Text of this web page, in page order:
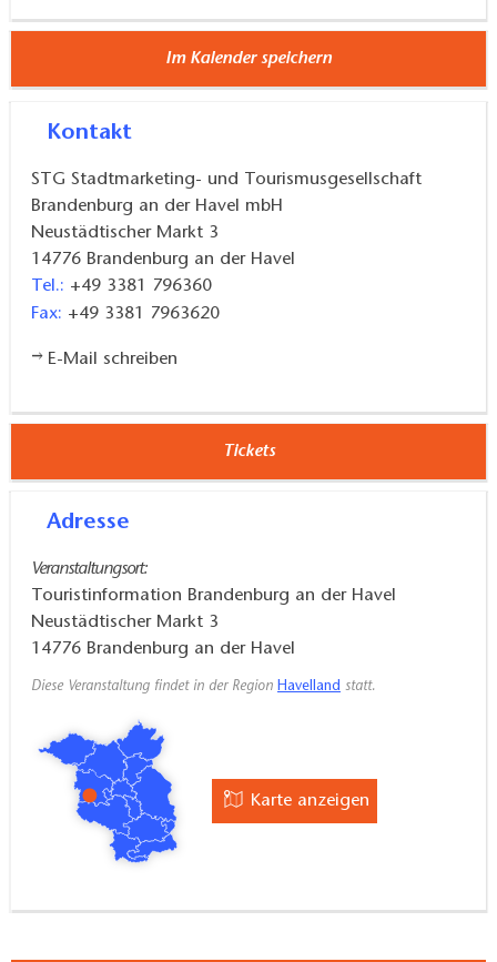
Im Kalender speichern
Kontakt
STG Stadtmarketing- und Tourismusgesellschaft
Brandenburg an der Havel mbH
Neustädtischer Markt 3
14776 Brandenburg an der Havel
Tel.: +49 3381 796360
Fax: +49 3381 7963620
E-Mail schreiben
Tickets
Adresse
Veranstaltungsort:
Touristinformation Brandenburg an der Havel
Neustädtischer Markt 3
14776 Brandenburg an der Havel
Diese Veranstaltung findet in der Region Havelland statt.
Karte anzeigen